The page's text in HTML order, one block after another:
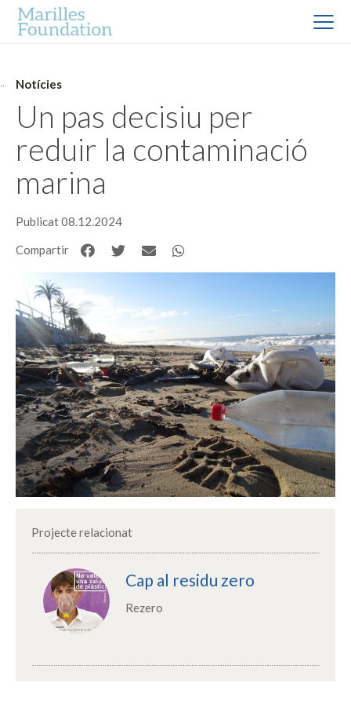
Notícies
Un pas decisiu per
reduir la contaminació
marina
Publicat 08.12.2024
Compartir
Projecte relacionat
Cap al residu zero
Rezero